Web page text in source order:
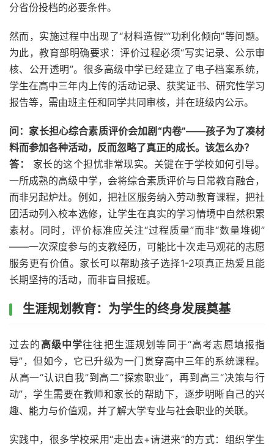
分省份投档的必要条件。
然而，实施过程中出现了“材料造假”“功利化倾向”等问题。
为此，教育部明确要求：评价过程必须“写实记录、公示审
核、公开透明”。很多高级中学已经建立了电子档案系统，
学生在高中三年内上传的活动记录、获奖证书、研究性学习
报告等，需由班主任和同学共同审核，并在班级内公示。
问：家长担心综合素质评价会加剧“内卷”——孩子为了凑材
料而参加各种活动，反而忽略了真正的成长。该怎么办？
答：
家长的这个担忧非常现实。关键在于学校如何引导。
一所成熟的高级中学，会将综合素质评价与日常教育融合，
而非另起炉灶。例如，把社区服务纳入劳动教育课程，把社
团活动列入校本选修，让学生在真实的学习情境中自然积累
素材。同时，评价标准应关注“过程质量”而非“数量堆砌”
——一次深度参与的支教经历，可能比十次走马观花的志愿
服务更有价值。家长可以帮助孩子选择1-2项真正热爱且能
长期坚持的活动，而非盲目报班。
生涯规划教育：为学生的终身发展奠基
过去的 高级中学往往把生涯规划等同于“高考志愿填报指
导”，但如今，它已升级为一门贯穿高中三年的系统课程。
从高一“认识自我”到高二“探索职业”，再到高三“决策与行
动”，学生需要在教师和家长的帮助下，逐步明晰自己的兴
趣、能力与价值观，并了解大学专业与社会职业的关联。
实践中，很多学校采用“走出去+请进来”的方式：组织学生